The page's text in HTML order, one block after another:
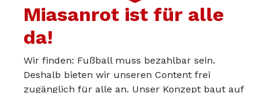
Miasanrot ist für alle
da!
Wir finden: Fußball muss bezahlbar sein.
Deshalb bieten wir unseren Content frei
zugänglich für alle an. Unser Konzept baut auf